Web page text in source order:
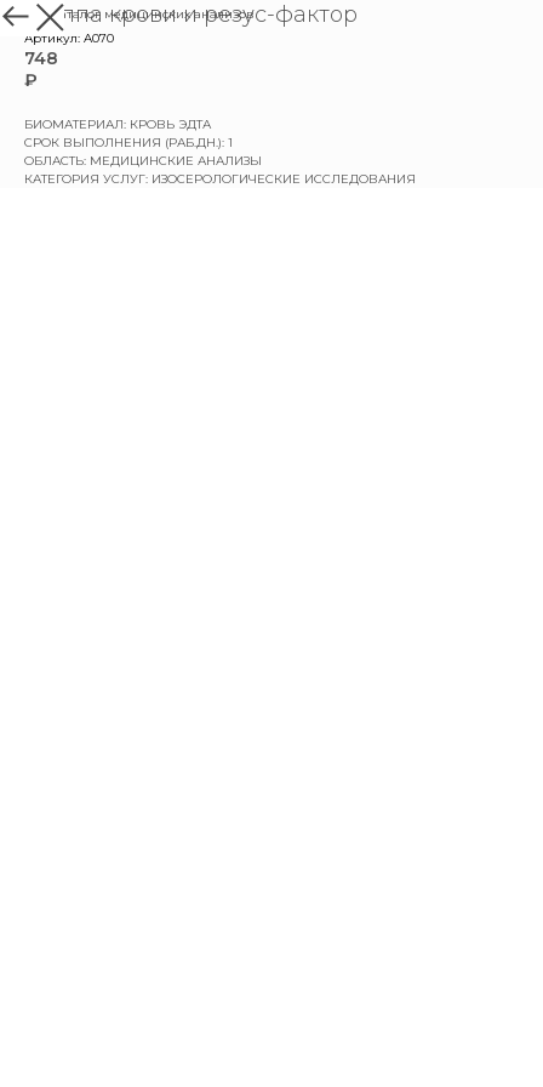
назад в каталог медицинских анализов
Группа крови и резус-фактор
Артикул: A070
748
₽
БИОМАТЕРИАЛ: КРОВЬ ЭДТА
СРОК ВЫПОЛНЕНИЯ (РАБ.ДН.): 1
ОБЛАСТЬ: МЕДИЦИНСКИЕ АНАЛИЗЫ
КАТЕГОРИЯ УСЛУГ: ИЗОСЕРОЛОГИЧЕСКИЕ ИССЛЕДОВАНИЯ